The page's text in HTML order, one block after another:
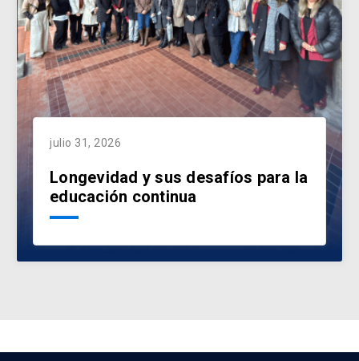
julio 31, 2026
Longevidad y sus desafíos para la
educación continua